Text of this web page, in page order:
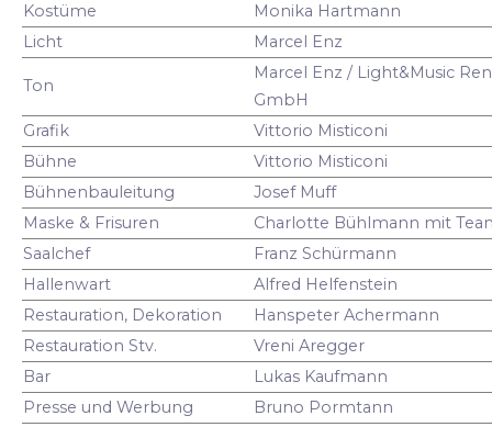
Kostüme
Monika Hartmann
Licht
Marcel Enz
Ton
Marcel Enz / Light&Music
GmbH
Grafik
Vittorio Misticoni
Bühne
Vittorio Misticoni
Bühnenbauleitung
Josef Muff
Maske & Frisuren
Charlotte Bühlmann mit
Saalchef
Franz Schürmann
Hallenwart
Alfred Helfenstein
Restauration, Dekoration
Hanspeter Achermann
Restauration Stv.
Vreni Aregger
Bar
Lukas Kaufmann
Presse und Werbung
Bruno Pormtann